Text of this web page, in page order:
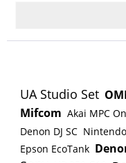
in silber. Lichte
Ablageplatte zur
Höhe (mm): 720
Tisch Tiefe (mm):
(mm): 1600
Höheneinstellung.
Gesamt-
UA Studio Set
Mifcom Akai MPC
Denon DJ SC
Epson EcoTank